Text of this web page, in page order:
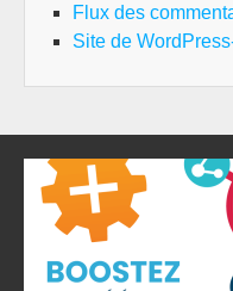
Flux des
Site de